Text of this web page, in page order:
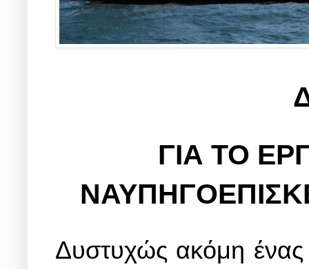
ΓΙΑ ΤΟ
Δυστυχώς ακόμη